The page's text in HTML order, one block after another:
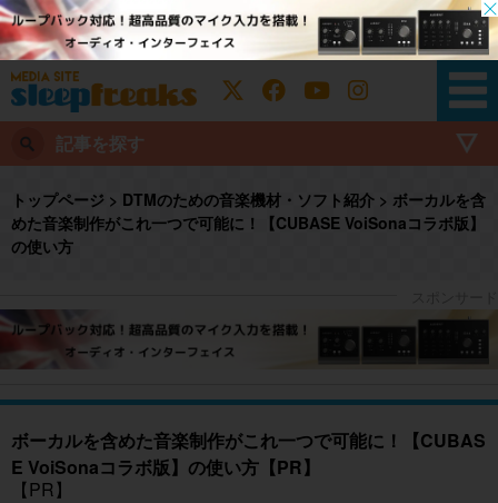
記事を探す
トップページ > DTMのための音楽機材・ソフト紹介 > ボーカルを含
めた音楽制作がこれ一つで可能に！【CUBASE VoiSonaコラボ版】
の使い方
ボーカルを含めた音楽制作がこれ一つで可能に！【CUBAS
E VoiSonaコラボ版】の使い方【PR】
【PR】